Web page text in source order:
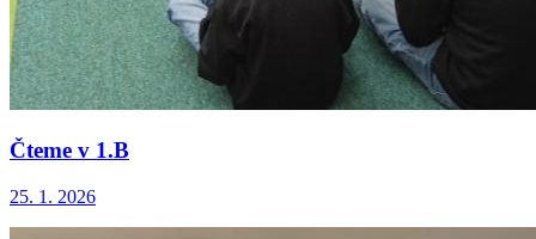
Čteme v 1.B
25. 1. 2026